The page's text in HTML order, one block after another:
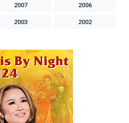
2007 2006
2003 2002
1997
1992